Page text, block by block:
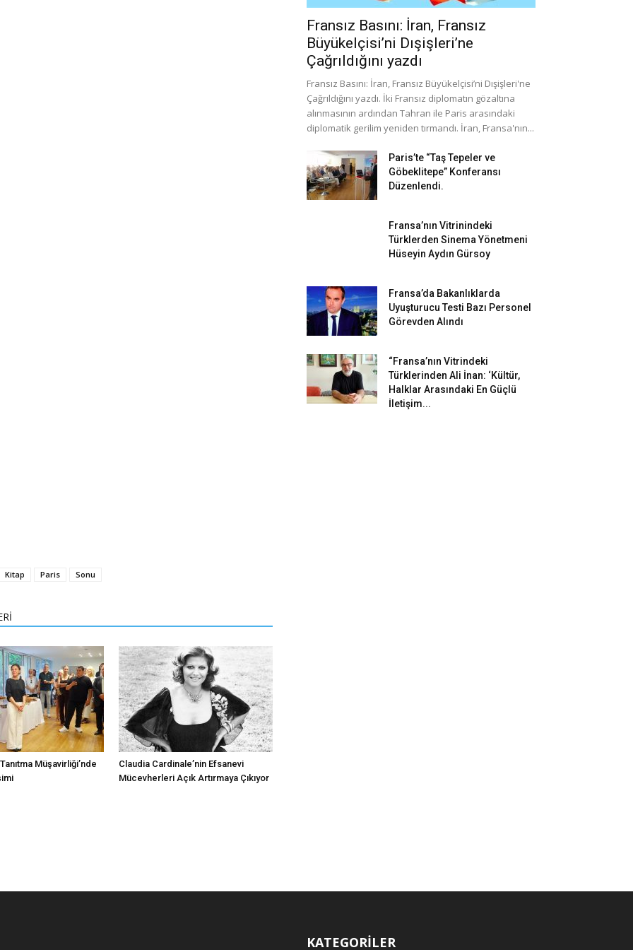
Kitap Paris Sonu
Müşavirliği’nde
Claudia Cardinale’nin Efsanevi
Mücevherleri Açık Artırmaya Çıkıyor
Fransız Basını: İran, Fransız
Büyükelçisi’ni Dışişleri’ne
Çağrıldığını yazdı
Fransız Basını: İran, Fransız Büyükelçisi’ni Dışişleri'ne
Çağrıldığını yazdı. İki Fransız diplomatın gözaltına
alınmasının ardından Tahran ile Paris arasındaki
diplomatik gerilim yeniden tırmandı. İran, Fransa'nın...
Paris’te “Taş Tepeler ve
Göbeklitepe” Konferansı
Düzenlendi.
Fransa’nın Vitrinindeki
Türklerden Sinema Yönetmeni
Hüseyin Aydın Gürsoy
Fransa’da Bakanlıklarda
Uyuşturucu Testi Bazı Personel
Görevden Alındı
“Fransa’nın Vitrindeki
Türklerinden Ali İnan: ‘Kültür,
Halklar Arasındaki En Güçlü
İletişim...
KATEGORİLER